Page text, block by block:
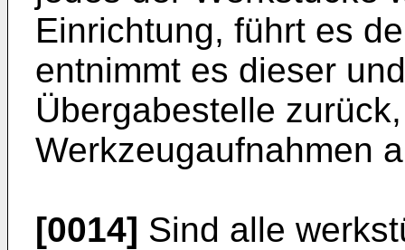
Einrichtung, führt es
entnimmt es dieser
Übergabestelle
Werkzeugaufnahmen
[0014] Sind alle